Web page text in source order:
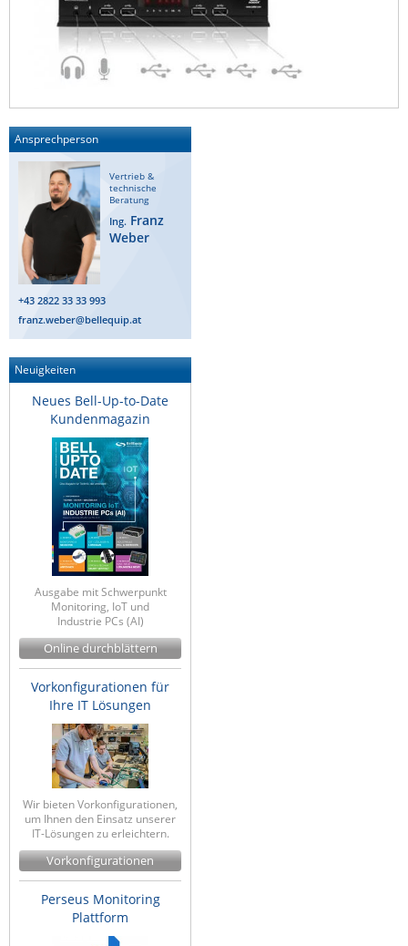
Ansprechperson
Vertrieb &
technische
Beratung
Ing. Franz
Weber
+43 2822 33 33 993
franz.weber@bellequip.at
Neuigkeiten
Neues Bell-Up-to-Date
Kundenmagazin
Ausgabe mit Schwerpunkt
Monitoring, IoT und
Industrie PCs (AI)
Online durchblättern
Vorkonfigurationen für
Ihre IT Lösungen
Wir bieten Vorkonfigurationen,
um Ihnen den Einsatz unserer
IT-Lösungen zu erleichtern.
Vorkonfigurationen
Perseus Monitoring
Plattform